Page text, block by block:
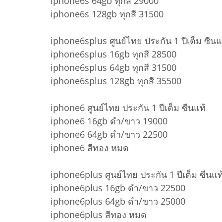
iphone6s 128gb ทุกสี 31500
iphone6splus ศูนย์ไทย ประกัน 1 ปีเต็ม ซีน
iphone6splus 16gb ทุกสี 28500
iphone6splus 64gb ทุกสี 31500
iphone6splus 128gb ทุกสี 35500
iphone6 ศูนย์ไทย ประกัน 1 ปีเต็ม ซีนแท้
iphone6 16gb ดำ/ขาว 19000
iphone6 64gb ดำ/ขาว 22500
iphone6 สีทอง หมด
iphone6plus ศูนย์ไทย ประกัน 1 ปีเต็ม ซีนแ
iphone6plus 16gb ดำ/ขาว 22500
iphone6plus 64gb ดำ/ขาว 25000
iphone6plus สีทอง หมด